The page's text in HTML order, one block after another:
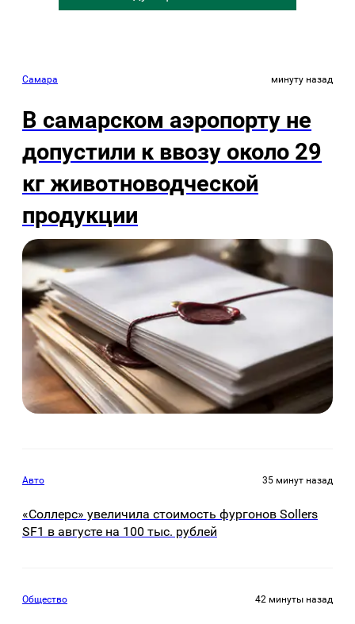
Самара минуту назад
В самарском аэропорту не
допустили к ввозу около 29
кг животноводческой
продукции
Авто 35 минут назад
«Соллерс» увеличила стоимость фургонов Sollers
SF1 в августе на 100 тыс. рублей
Общество 42 минуты назад